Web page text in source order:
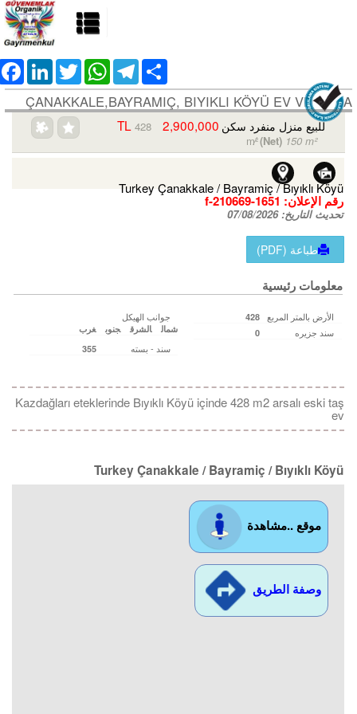
LinkedIn TwitterWhatsAppTelegram Share
ÇANAKKALE,BAYRAMIÇ, BIYIKLI KÖYÜ EV VE ARSA
للبيع منزل منفرد سكن 2,900,000 TL
428
m²
/(Net) 150 m²
Turkey Çanakkale / Bayramiç/ Bıyıklı Köyü
رقم الإعلان: f-210669-1651
تحديث التاريخ:07/08/2026
طباعة (PDF)
معلومات رئيسية
جوانب الهيكل
شمال الشرق جنوب غرب
الأرض بالمتر المربع 428
سند جزیره 0
سند - بسته 355
Kazdağları eteklerinde Bıyıklı Köyü içinde 428 m2 arsalı eski taş
ev
Turkey Çanakkale / Bayramiç / Bıyıklı Köyü
موقع ..مشاهدة
وصفة الطريق